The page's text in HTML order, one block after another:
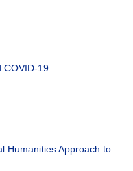
COVID-19
Humanities Approach to